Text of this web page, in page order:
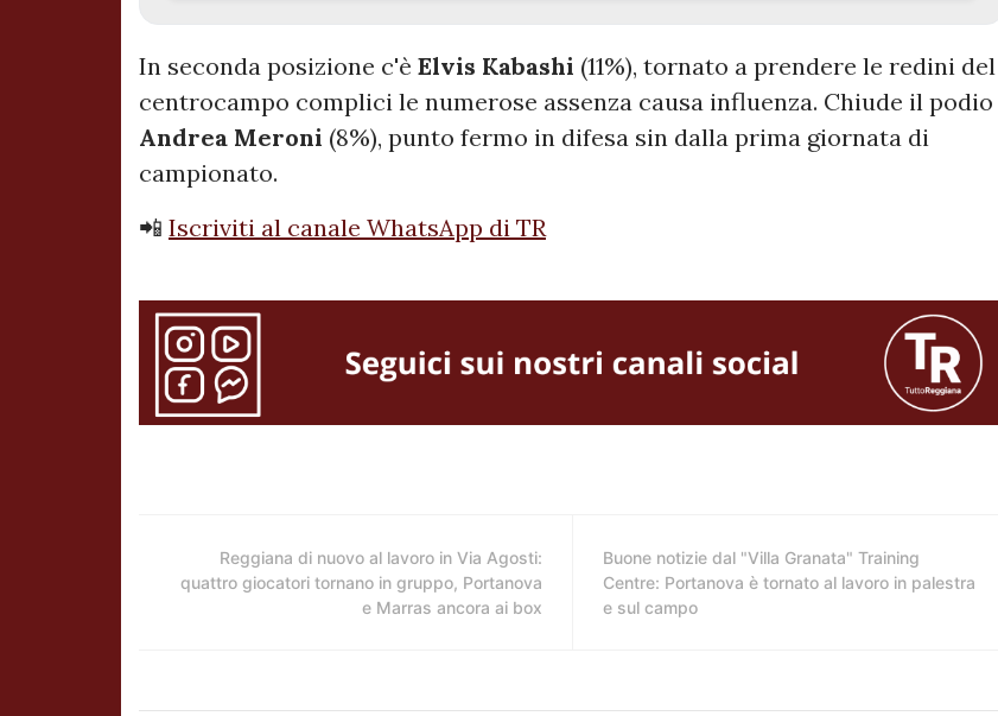
In seconda posizione c'è Elvis Kabashi (11%), tornato a prendere le redini del
centrocampo complici le numerose assenza causa influenza. Chiude il podio
Andrea Meroni (8%), punto fermo in difesa sin dalla prima giornata di
campionato.
📲 Iscriviti al canale WhatsApp di TR
Reggiana di nuovo al lavoro in Via Agosti:
quattro giocatori tornano in gruppo, Portanova
e Marras ancora ai box
Buone notizie dal "Villa Granata" Training
Centre: Portanova è tornato al lavoro in palestra
e sul campo